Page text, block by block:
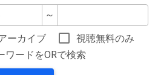
～
ーカイブ
視聴無料のみ
ワードをORで検索